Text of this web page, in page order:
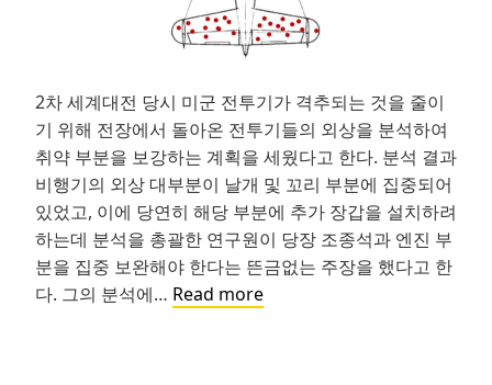
2차 세계대전 당시 미군 전투기가 격추되는 것을 줄이
기 위해 전장에서 돌아온 전투기들의 외상을 분석하여
취약 부분을 보강하는 계획을 세웠다고 한다. 분석 결과
비행기의 외상 대부분이 날개 및 꼬리 부분에 집중되어
있었고, 이에 당연히 해당 부분에 추가 장갑을 설치하려
하는데 분석을 총괄한 연구원이 당장 조종석과 엔진 부
분을 집중 보완해야 한다는 뜬금없는 주장을 했다고 한
다. 그의 분석에… Read moreSurvivorship